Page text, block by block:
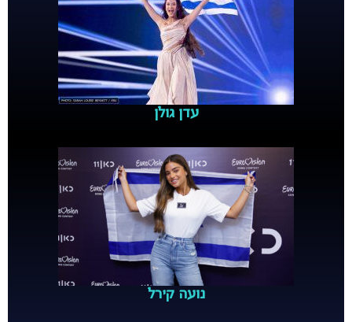
עדן גולן
נועה קירל